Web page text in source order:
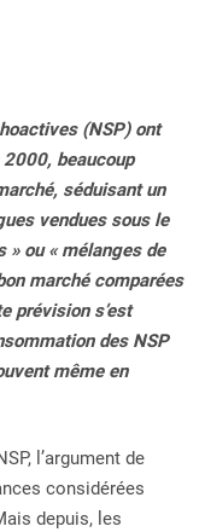
(NSP) ont
beaucoup
séduisant un
vendues sous le
» ou « mélanges de
marché comparées
prévision s’est
des NSP
même en
l’argument de
considérées
depuis, les